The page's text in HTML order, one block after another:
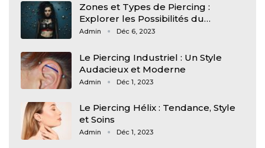
Zones et Types de Piercing :
Explorer les Possibilités du…
Admin Déc 6, 2023
Le Piercing Industriel : Un Style
Audacieux et Moderne
Admin Déc 1, 2023
Le Piercing Hélix : Tendance, Style
et Soins
Admin Déc 1, 2023